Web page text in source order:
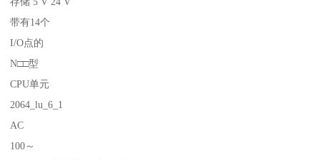
带有14个
I/O点的
N□□型
CPU单元
2064_lu_6_1
AC
100～